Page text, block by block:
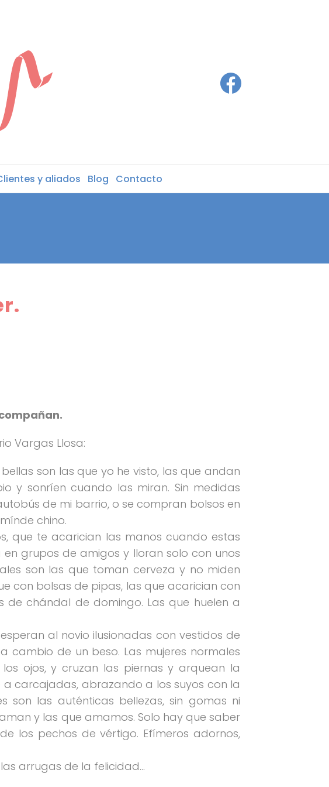
y aliados Blog Contacto
Vargas Llosa:
son las que yo he visto, las que andan
y sonríen cuando las miran. Sin medidas
de mi barrio, o se compran bolsos en
chino.
que te acarician las manos cuando estas
grupos de amigos y lloran solo con unos
son las que toman cerveza y no miden
con bolsas de pipas, las que acarician con
chándal de domingo. Las que huelen a
al novio ilusionadas con vestidos de
cambio de un beso. Las mujeres normales
ojos, y cruzan las piernas y arquean la
carcajadas, abrazando a los suyos con la
son las auténticas bellezas, sin gomas ni
y las que amamos. Solo hay que saber
los pechos de vértigo. Efímeros adornos,
arrugas de la felicidad…